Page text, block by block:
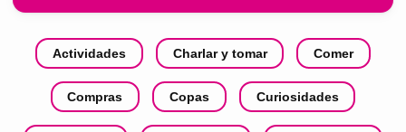
Actividades Charlar y tomar Comer
Compras Copas Curiosidades